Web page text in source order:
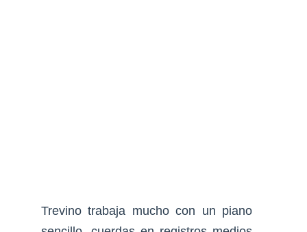
Trevino trabaja mucho con un piano